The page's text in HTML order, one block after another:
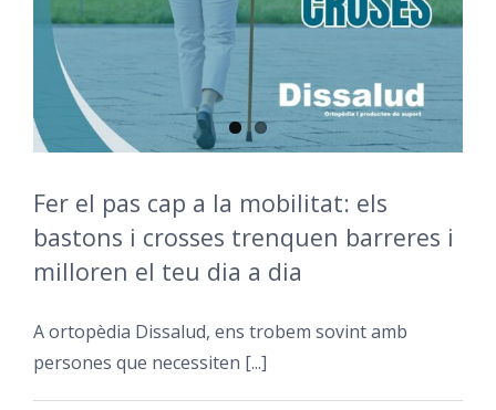
Fer el pas cap a la mobilitat: els
bastons i crosses trenquen barreres i
milloren el teu dia a dia
A ortopèdia Dissalud, ens trobem sovint amb
persones que necessiten [...]